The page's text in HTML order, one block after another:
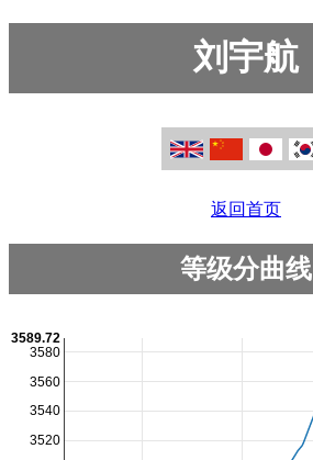
刘宇航
返回首页
等级分曲线
3520
3540
3560
3580
3589.72